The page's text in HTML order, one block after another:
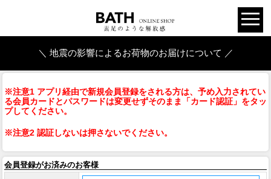
＼ 地震の影響によるお荷物のお届けについて ／
※注意1 アプリ経由で新規会員登録をされる方は、予め入力されてい
る会員カードとパスワードは変更せずそのまま「カード認証」をタッ
プしてください。
※注意2 認証しないは押さないでください。
会員登録がお済みのお客様